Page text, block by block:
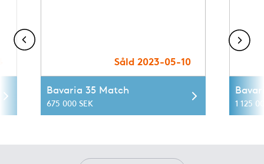
Såld 2023-05-10
Bavaria 35 Match
675 000 SEK 1 125